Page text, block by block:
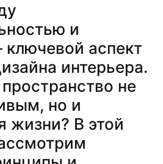
и
аспект
интерьера.
не
но и
жизни? В этой